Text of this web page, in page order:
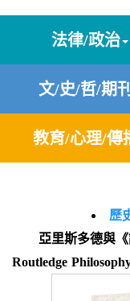
法律/政治
文/史/哲/期刊
教育/心理/傳
歷
亞里斯多德與
Routledge